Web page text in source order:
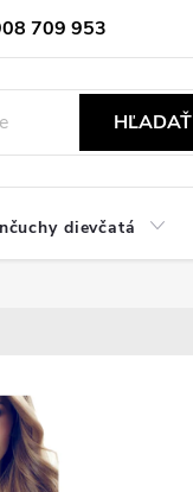
709 953
HĽADAŤ
dievčatá